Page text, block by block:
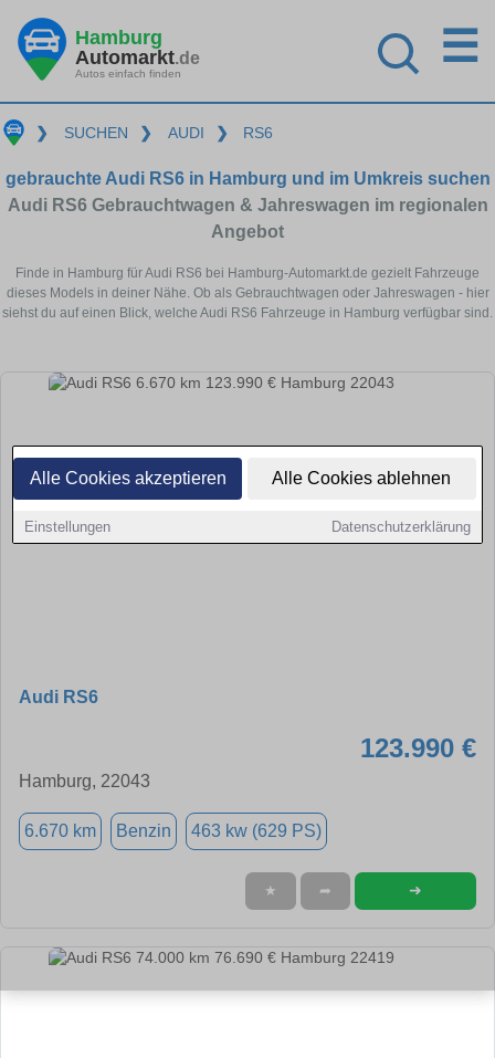
Alle Cookies akzeptieren Alle Cookies ablehnen
Einstellungen Datenschutzerklärung
Hamburg
Automarkt.de
Autos einfach finden
☰
❯ SUCHEN ❯ AUDI ❯ RS6
gebrauchte Audi RS6 in Hamburg und im Umkreis suchen
Audi RS6 Gebrauchtwagen & Jahreswagen im regionalen
Angebot
Finde in Hamburg für Audi RS6 bei Hamburg-Automarkt.de gezielt Fahrzeuge
dieses Models in deiner Nähe. Ob als Gebrauchtwagen oder Jahreswagen - hier
siehst du auf einen Blick, welche Audi RS6 Fahrzeuge in Hamburg verfügbar sind.
Audi RS6
123.990 €
Hamburg, 22043
6.670 km Benzin 463 kw (629 PS)
★ ➦ ➜